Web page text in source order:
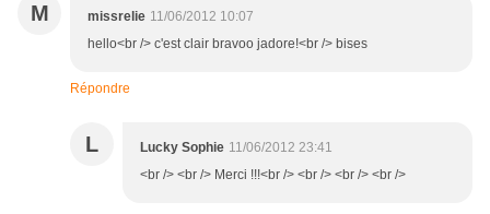
M missrelie 11/06/2012 10:07
hello<br /> c'est clair bravoo jadore!<br /> bises
Répondre
L Lucky Sophie 11/06/2012 23:41
<br /> <br /> Merci !!!<br /> <br /> <br /> <br />